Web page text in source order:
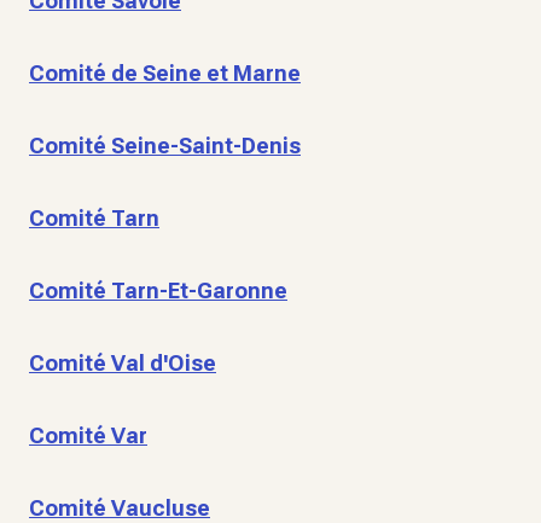
Comité de Seine et Marne
Comité Seine-Saint-Denis
Comité Tarn
Comité Tarn-Et-Garonne
Comité Val d'Oise
Comité Var
Comité Vaucluse